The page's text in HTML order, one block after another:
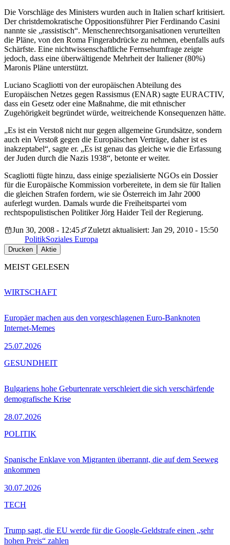
Die Vorschläge des Ministers wurden auch in Italien scharf kritisiert.
Der christdemokratische Oppositionsführer Pier Ferdinando Casini
nannte sie „rassistisch“. Menschenrechtsorganisationen verurteilten
die Pläne, von den Roma Fingerabdrücke zu nehmen, ebenfalls aufs
Schärfste. Eine nichtwissenschaftliche Fernsehumfrage zeigte
jedoch, dass eine überwältigende Mehrheit der Italiener (80%)
Maronis Pläne unterstützt.
Luciano Scagliotti von der europäischen Abteilung des
Europäischen Netzes gegen Rassismus (ENAR) sagte EURACTIV,
dass ein Gesetz oder eine Maßnahme, die mit ethnischer
Zugehörigkeit begründet würde, weitreichende Konsequenzen hätte.
„Es ist ein Verstoß nicht nur gegen allgemeine Grundsätze, sondern
auch ein Verstoß gegen die Europäischen Verträge, daher ist es
inakzeptabel“, sagte er. „Es ist genau das gleiche wie die Erfassung
der Juden durch die Nazis 1938“, betonte er weiter.
Scagliotti fügte hinzu, dass einige spezialisierte NGOs ein Dossier
für die Europäische Kommission vorbereitete, in dem sie für Italien
die gleichen Strafen fordern, wie sie Österreich im Jahr 2000
auferlegt wurden. Damals wurde die Freiheitspartei vom
rechtspopulistischen Politiker Jörg Haider Teil der Regierung.
Jun 30, 2008 - 12:45
Zuletzt aktualisiert: Jan 29, 2010 - 15:50
PolitikSoziales Europa
Drucken Aktie
MEIST GELESEN
Europäer machen aus den vorgeschlagenen Euro-Banknoten
Internet-Memes
25.07.2026
WIRTSCHAFT
Bulgariens hohe Geburtenrate verschleiert die sich verschärfende
demografische Krise
28.07.2026
GESUNDHEIT
Spanische Enklave von Migranten überrannt, die auf dem Seeweg
ankommen
30.07.2026
POLITIK
Trump sagt, die EU werde für die Google-Geldstrafe einen „sehr
hohen Preis“ zahlen
TECH